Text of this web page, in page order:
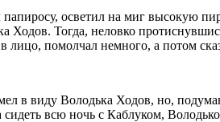
папиросу, осветил на миг высокую
Ходов. Тогда, неловко
лицо, помолчал немного, а потом
в виду Володька Ходов, но,
сидеть всю ночь с Каблуком,